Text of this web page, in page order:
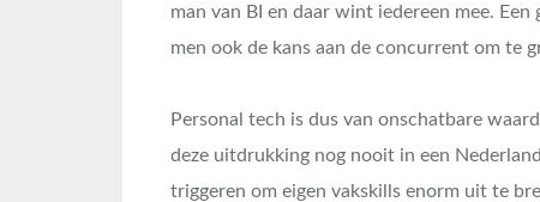
man van BI en daar wint iedereen mee.
men ook de kans aan de concurrent om te
Personal tech is dus van onschatbare
deze uitdrukking nog nooit in een
triggeren om eigen vakskills enorm uit te